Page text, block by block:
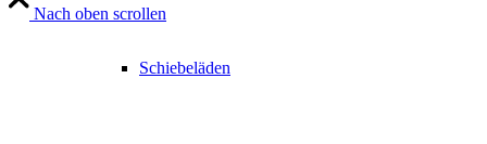
Schiebeläden
Nach oben scrollen